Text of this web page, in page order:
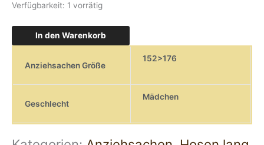
Verfügbarkeit: 1 vorrätig
In den Warenkorb
Anziehsachen Größe
152>176
Geschlecht
Mädchen